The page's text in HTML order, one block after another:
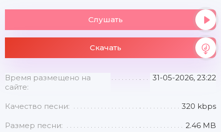
Слушать
Скачать
Время размещено на
сайте:
31-05-2026, 23:22
Качество песни: 320 kbps
Размер песни: 2.46 MB